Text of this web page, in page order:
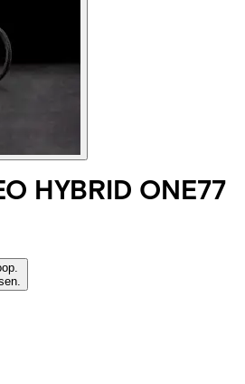
HYBRID ONE77